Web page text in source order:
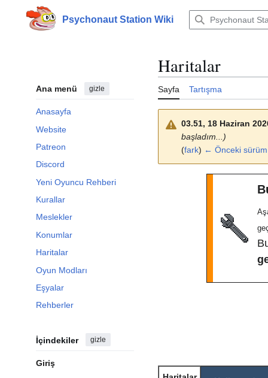
Psychonaut Station Wiki
Ana menü gizle
Anasayfa
Website
Patreon
Discord
Yeni Oyuncu Rehberi
Kurallar
Meslekler
Konumlar
Haritalar
Oyun Modları
Eşyalar
Rehberler
İçindekiler gizle
Giriş
Haritalar
Sayfa Tartışma
03.51, 18 Haziran
başladım...)
(fark) ← Önceki sürüm